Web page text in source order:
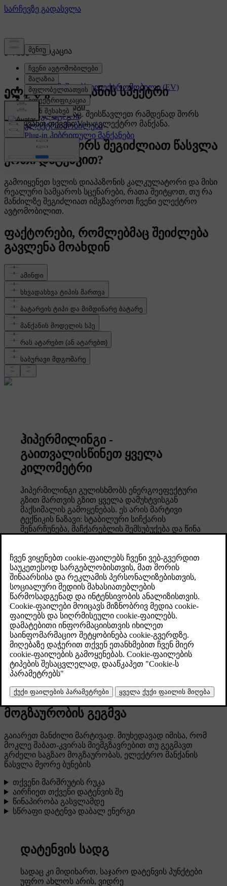
ელექტრიფიკაცია
როგორ მუშაობს ელექტრომობილი (EV)
დამუხტვა
სასვლო მარაგი
აკუმულატორი
ელექტრომობილები
Plug-in ჰიბრიდული მანქანები
ელექტრო მანქანის სპექტრი
აქედან სადაც სადაც. შეისწავლეთ რამდენად შორს
დაგიყვანთ თქვენი Volvo ელექტრო მანქანა.
რამდენად შორს შეგიძლიათ წასვლა
ერთი დატენვით?
გამოიყენეთ სვლის დიაპაზონის კალკულატორი და მისი
რეალური სამყაროს სცენარები, რათა შეიტყოთ, თუ რა
მანძილზე შეგიძლიათ იმგზავროთ ჩვენი ელექტრო
ავტომობილით.
ფაქტორები, რომლებმაც შეიძლება
გავლენა მოახდინ
ამინდი
სხვადასხვა ტიპის მართვა
ბატარეის ტიპი და მიმდინარე ბატარე
მანქანის მოდელის სპე
რას ატარებთ (ან ატარებთ)
საბურავი მდგომარე
ჰიპერმილინგი -
გაითვალისწინეთ ყველა
კილომეტრი
ჰიპერმილინგი გულისხმობს ენერგოეფექტური
გზით მართვის გზით ყველა დამუხტვისგან
მაქსიმალის გამოყენებას. ეს არის მარტივი
ტექნიკის ნაზავი: სტაბილური სიჩქარის
შენარჩუნება, მაჩქარებლის შემსუბუქება და წინა
One Pedal Drive— ის გამორთვამ საშუალებას
მისცემს თქვენს მანქანას უფრო თავისუფლად
სანაპიროს, რაც ხელს შეუწყობს იმპულსის
შენარჩუნებას და ენერგიის გამოყენების
შემცირებას სანაპირო მოძრაობა ხშირად
ნაკლებ ენერგიას იყენებს, ვიდ
თქვენი ელექტრო მანქანით გრძელი
მოგზაურობის გეგმვა
გაიარეთ მანძილი მარტივად. მიუხედავად იმისა, რომ
მოკლე შაბათ-კვირას მიემგზავრებით თუ გეგმავთ
გრძელი საგზაო მოგზაურობას, ელექტრო მანქანის
წასვლა მეორე ბუნების
თქვენი მარშრუტის რუკა
აირჩიეთ თქვენი დატენვის შე
წინაპირობა გასვლამდე
სწრაფი დატენვა დაბალ ენერგი
დატენვის სადგ
სადაც კი მიდიხართ, საჯარო დატენვის პუნქტები
უფრო ახლოს არის, ვიდრე